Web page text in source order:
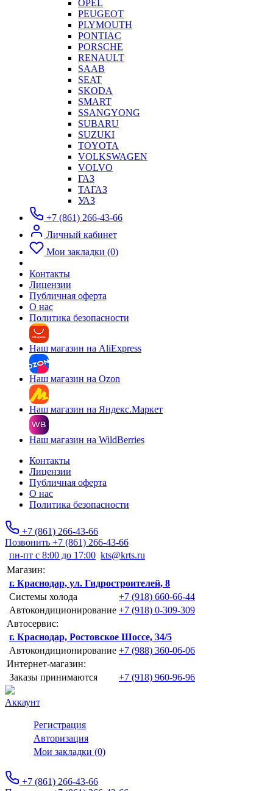
OPEL
PEUGEOT
PLYMOUTH
PONTIAC
PORSCHE
RENAULT
SAAB
SEAT
SKODA
SMART
SSANGYONG
SUBARU
SUZUKI
TOYOTA
VOLKSWAGEN
VOLVO
ГАЗ
ТАГАЗ
УАЗ
+7 (861) 266-43-66
Личный кабинет
Мои закладки (0)
Контакты
Лицензии
Публичная оферта
О нас
Политика безопасности
Наш магазин на AliExpress
Наш магазин на Ozon
Наш магазин на Яндекс.Маркет
Наш магазин на WildBerries
Контакты
Лицензии
Публичная оферта
О нас
Политика безопасности
+7 (861) 266-43-66
Позвонить +7 (861) 266-43-66
пн-пт с 8:00 до 17:00 kts@krts.ru
Магазин:
г. Краснодар, ул. Гидростроителей, 8
Системы холода
+7 (918) 660-66-44
Автокондиционирование +7 (918) 0-309-309
Автосервис:
г. Краснодар, Ростовское Шоссе, 34/5
Автокондиционирование +7 (988) 360-06-06
Интернет-магазин:
Заказы принимаются
+7 (918) 960-96-96
Аккаунт
Регистрация
Авторизация
Мои закладки (0)
+7 (861) 266-43-66